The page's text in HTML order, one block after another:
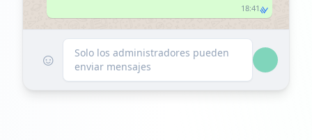
18:41
☺
Solo los administradores pueden
enviar mensajes